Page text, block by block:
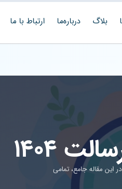
بلاگ درباره‌ما ارتباط با ‌ما
۱۴۰۴
این مقاله جامع، تمامی